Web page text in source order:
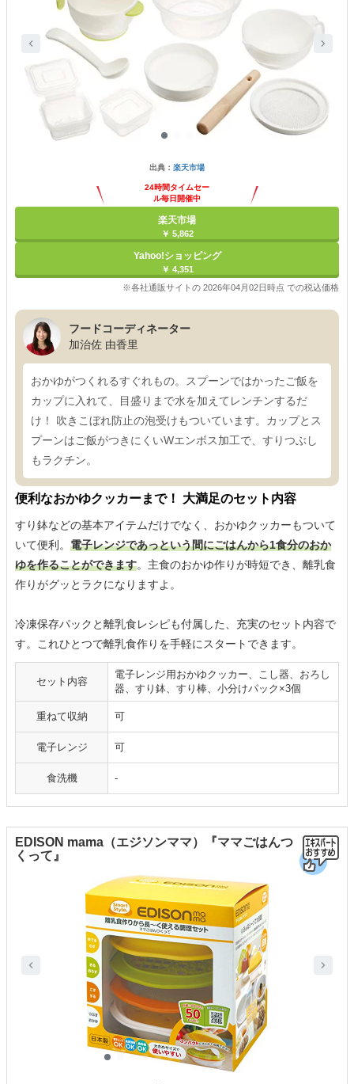
出典： 楽天市場
24時間タイムセー
ル毎日開催中
楽天市場
￥ 5,862
Yahoo!ショッピング
￥ 4,351
※各社通販サイトの 2026年04月02日時点 での税込価格
フードコーディネーター
加治佐 由香里
おかゆがつくれるすぐれもの。スプーンではかったご飯を
カップに入れて、目盛りまで水を加えてレンチンするだ
け！ 吹きこぼれ防止の泡受けもついています。カップとス
プーンはご飯がつきにくいWエンボス加工で、すりつぶし
もラクチン。
便利なおかゆクッカーまで！ 大満足のセット内容
すり鉢などの基本アイテムだけでなく、おかゆクッカーもついて
いて便利。 電子レンジであっという間にごはんから1食分のおか
ゆを作ることができます。主食のおかゆ作りが時短でき、離乳食
作りがグッとラクになりますよ。
冷凍保存パックと離乳食レシピも付属した、充実のセット内容で
す。これひとつで離乳食作りを手軽にスタートできます。
セット内容
電子レンジ用おかゆクッカー、こし器、おろし
器、すり鉢、すり棒、小分けパック×3個
重ねて収納 可
電子レンジ 可
食洗機 ‐
EDISON mama（エジソンママ）『ママごはんつ
くって』